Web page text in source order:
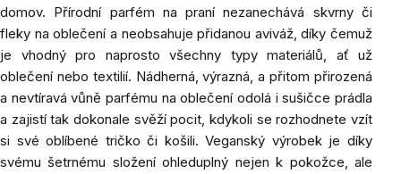
domov. Přírodní parfém na praní nezanechává skvrny či
fleky na oblečení a neobsahuje přidanou aviváž, díky čemuž
je vhodný pro naprosto všechny typy materiálů, ať už
oblečení nebo textilií. Nádherná, výrazná, a přitom přirozená
a nevtíravá vůně parfému na oblečení odolá i sušičce prádla
a zajistí tak dokonale svěží pocit, kdykoli se rozhodnete vzít
si své oblíbené tričko či košili.Veganský výrobek je díky
svému šetrnému složení ohleduplný nejen k pokožce, ale